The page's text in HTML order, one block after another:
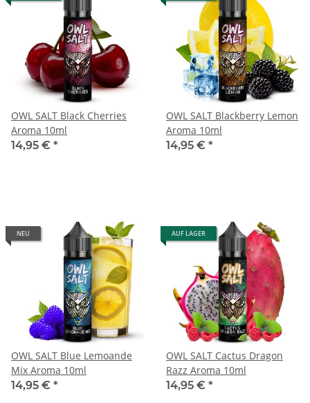
OWL SALT Black Cherries
Aroma 10ml
14,95 € *
OWL SALT Blackberry Lemon
Aroma 10ml
14,95 € *
NEU
OWL SALT Blue Lemoande
Mix Aroma 10ml
14,95 € *
AUF LAGER
OWL SALT Cactus Dragon
Razz Aroma 10ml
14,95 € *